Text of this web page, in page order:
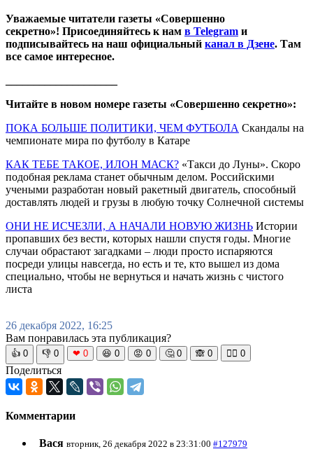
Уважаемые читатели газеты «Совершенно
секретно»! Присоединяйтесь к нам в Telegram и
подписывайтесь на наш официальный канал в Дзене. Там
все самое интересное.
Читайте в новом номере газеты «Совершенно секретно»:
ПОКА БОЛЬШЕ ПОЛИТИКИ, ЧЕМ ФУТБОЛА Скандалы на
чемпионате мира по футболу в Катаре
КАК ТЕБЕ ТАКОЕ, ИЛОН МАСК? «Такси до Луны». Скоро
подобная реклама станет обычным делом. Российскими
учеными разработан новый ракетный двигатель, способный
доставлять людей и грузы в любую точку Солнечной системы
ОНИ НЕ ИСЧЕЗЛИ, А НАЧАЛИ НОВУЮ ЖИЗНЬ Истории
пропавших без вести, которых нашли спустя годы. Многие
случаи обрастают загадками – люди просто испаряются
посреди улицы навсегда, но есть и те, кто вышел из дома
специально, чтобы не вернуться и начать жизнь с чистого
листа
26 декабря 2022, 16:25
Вам понравилась эта публикация?
👍 0 👎 0 ❤ 0 😆 0 😡 0 🤔 0 🙈 0 🧘‍♀️ 0
Поделиться
Комментарии
Вася вторник, 26 декабря 2022 в 23:31:00 #127979